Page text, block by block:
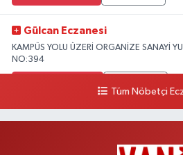
Gülcan Eczanesi
KAMPÜS YOLU ÜZERİ ORGANİZE SANAYİ
NO:394
HEKİM HASTANESİ ACİL KARŞISI
Tüm Nöbetçi